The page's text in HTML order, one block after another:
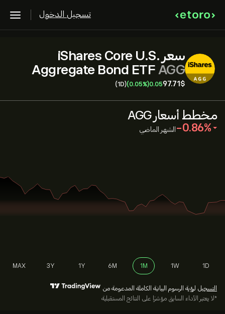
تسجيل الدخول
سعر iShares Core U.S.
Aggregate Bond ETF AGG
97.71‎$‎
0.05
(0.05%)
(1D)
مخطط أسعار AGG
‎-0.86‎ الشهر الماضي
1D
1W
1M
6M
1Y
3Y
MAX
التسجيل لرؤية الرسوم البيانية الكاملة المدعومة من
*لا يعتبر الأداء السابق مؤشرًا على النتائج المستقبلية